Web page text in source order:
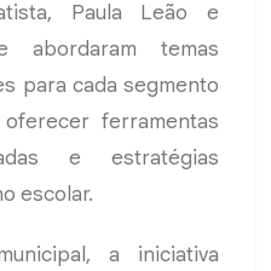
Paula Leão e
abordaram temas
para cada segmento
ferramentas
e estratégias
escolar.
a iniciativa